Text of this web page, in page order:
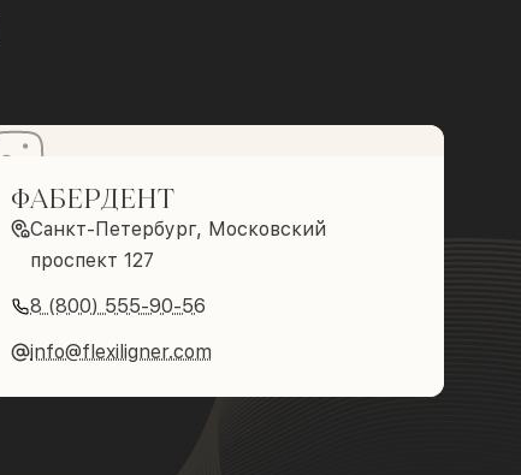
ФАБЕРДЕНТ
Санкт-Петербург, Московский
проспект 127
8 (800) 555-90-56
info@flexiligner.com